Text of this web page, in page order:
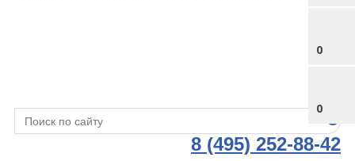
0
0
8 (495) 252-88-42